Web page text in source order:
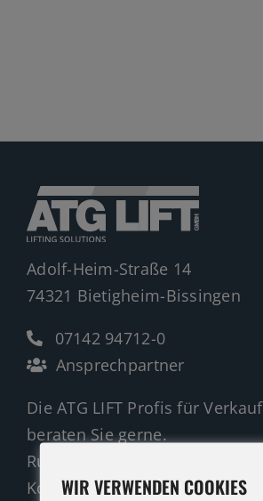
Shop
Adolf-Heim-Straße 14
74321 Bietigheim-Bissingen
07142 94712-0
Ansprechpartner
Die ATG LIFT Profis für
beraten Sie gerne.
Rufen Sie an oder nutzen Sie
Kontaktformular für eine
WIR VERWENDEN COOKIES